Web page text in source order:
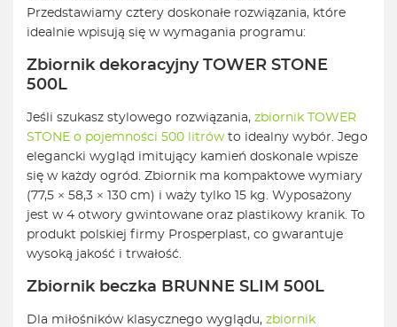
Przedstawiamy cztery doskonałe rozwiązania, które
idealnie wpisują się w wymagania programu:
Zbiornik dekoracyjny TOWER STONE
500L
Jeśli szukasz stylowego rozwiązania, zbiornik TOWER
STONE o pojemności 500 litrów to idealny wybór. Jego
elegancki wygląd imitujący kamień doskonale wpisze
się w każdy ogród. Zbiornik ma kompaktowe wymiary
(77,5 × 58,3 × 130 cm) i waży tylko 15 kg. Wyposażony
jest w 4 otwory gwintowane oraz plastikowy kranik. To
produkt polskiej firmy Prosperplast, co gwarantuje
wysoką jakość i trwałość.
Zbiornik beczka BRUNNE SLIM 500L
Dla miłośników klasycznego wyglądu, zbiornik